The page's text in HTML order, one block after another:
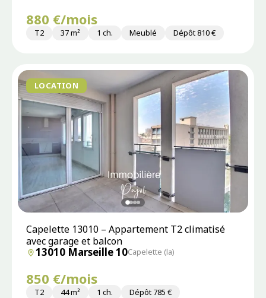
880 €/mois
T2 37 m² 1 ch. Meublé Dépôt 810 €
LOCATION
Capelette 13010 – Appartement T2 climatisé
avec garage et balcon
13010 Marseille 10Capelette (la)
850 €/mois
T2 44 m² 1 ch. Dépôt 785 €